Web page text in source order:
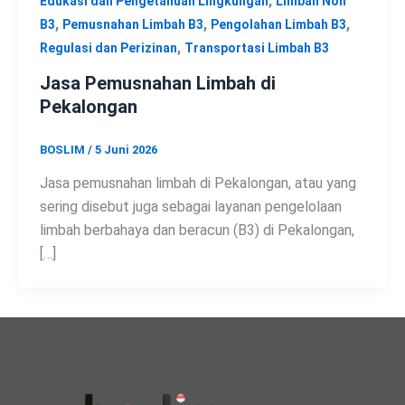
B3, Pemusnahan Limbah B3, Pengolahan Limbah B3,
Regulasi dan Perizinan, Transportasi Limbah B3
Jasa Pemusnahan Limbah di
Pekalongan
BOSLIM / 5 Juni 2026
Jasa pemusnahan limbah di Pekalongan, atau yang
sering disebut juga sebagai layanan pengelolaan
limbah berbahaya dan beracun (B3) di Pekalongan,
[…]